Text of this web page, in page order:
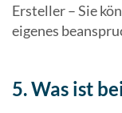
Ersteller – Sie
eigenes
5. Was ist